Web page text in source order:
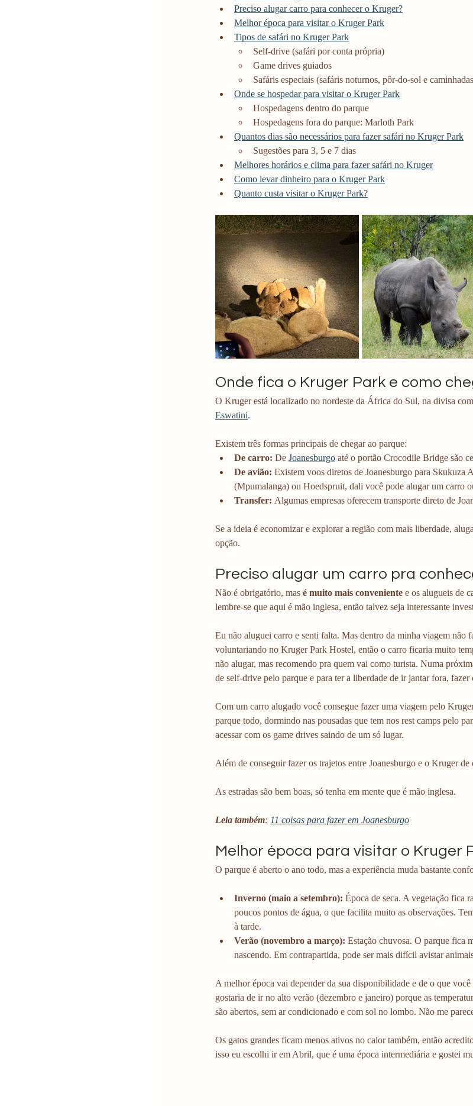
Preciso alugar carro para conhecer o Kruger?
Melhor época para visitar o Kruger Park
Tipos de safári no Kruger Park
Self-drive (safári por conta própria)
Game drives guiados
Safáris especiais (safáris noturnos, pôr-do-sol e
Onde se hospedar para visitar o Kruger Park
Hospedagens dentro do parque
Hospedagens fora do parque: Marloth Park
Quantos dias são necessários para fazer safári no Kruger Park
Sugestões para 3, 5 e 7 dias
Melhores horários e clima para fazer safári no Kruger
Como levar dinheiro para o Kruger Park
Quanto custa visitar o Kruger Park?
Onde fica o Kruger Park e como
O Kruger está localizado no nordeste da África do Sul, na divisa
Eswatini.
Existem três formas principais de chegar ao parque:
De carro: De Joanesburgo até o portão Crocodile Bridge são
De avião: Existem voos diretos de Joanesburgo para Skukuza
(Mpumalanga) ou Hoedspruit, dali você pode alugar um carro
Transfer: Algumas empresas oferecem transporte direto de
Se a ideia é economizar e explorar a região com mais liberdade,
opção.
Preciso alugar um carro pra
Não é obrigatório, mas é muito mais conveniente e os alugueis de
lembre-se que aqui é mão inglesa, então talvez seja interessante
Eu não aluguei carro e senti falta. Mas dentro da minha viagem não
voluntariando no Kruger Park Hostel, então o carro ficaria muito
não alugar, mas recomendo pra quem vai como turista. Numa
de self-drive pelo parque e para ter a liberdade de ir jantar fora, fazer
Com um carro alugado você consegue fazer uma viagem pelo
parque todo, dormindo nas pousadas que tem nos rest camps pelo
acessar com os game drives saindo de um só lugar.
Além de conseguir fazer os trajetos entre Joanesburgo e o Kruger de
As estradas são bem boas, só tenha em mente que é mão inglesa.
Leia também: 11 coisas para fazer em Joanesburgo
Melhor época para visitar o Kruger
O parque é aberto o ano todo, mas a experiência muda bastante
Inverno (maio a setembro): Época de seca. A vegetação fica
poucos pontos de água, o que facilita muito as observações.
à tarde.
Verão (novembro a março): Estação chuvosa. O parque fica
nascendo. Em contrapartida, pode ser mais difícil avistar
A melhor época vai depender da sua disponibilidade e de o que
gostaria de ir no alto verão (dezembro e janeiro) porque as
são abertos, sem ar condicionado e com sol no lombo. Não me
Os gatos grandes ficam menos ativos no calor também, então
isso eu escolhi ir em Abril, que é uma época intermediária e gostei